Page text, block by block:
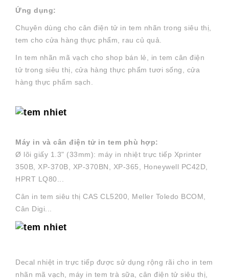
Ứng dụng:
Chuyên dùng cho cân điện tử in tem nhãn trong siêu thị,
tem cho cửa hàng thực phẩm, rau củ quả.
In tem nhãn mã vạch cho shop bán lẻ, in tem cân điện
tử trong siêu thị, cửa hàng thực phẩm tươi sống, cửa
hàng thực phẩm sạch.
Máy in và cân điện tử in tem phù hợp:
Ø lõi giấy 1.3" (33mm): máy in nhiệt trực tiếp Xprinter
350B, XP-370B, XP-370BN, XP-365, Honeywell PC42D,
HPRT LQ80...
Cân in tem siêu thị CAS CL5200, Meller Toledo BCOM,
Cân Digi...
Decal nhiệt in trực tiếp được sử dụng rộng rãi cho in tem
nhãn mã vạch, máy in tem trà sữa, cân điện tử siêu thị,